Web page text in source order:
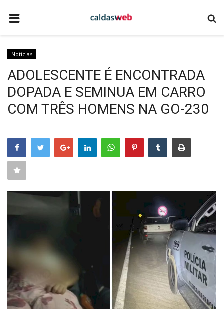
NOTÍCIAS
COMO ANUNCIAR
EMPRESAS DE TECNOLOGIA
QUEM SOMOS
CALDAS NOVAS
CONTATO
EVENTOS
TECNOLOGIA
NOTÍCIAS
CONECTE-SE
Notícias
ADOLESCENTE É ENCONTRADA
DOPADA E SEMINUA EM CARRO
COM TRÊS HOMENS NA GO-230